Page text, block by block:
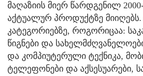
მაღაზიის მიერ წარდგენილ
აქტუალურ პროდუქტზე მიიღებს.
კატეგორიებზე, როგორიცაა:
წიგნები და
და კომპიუტერული ტექნიკა,
ტელეფონები და აქსესუარები,